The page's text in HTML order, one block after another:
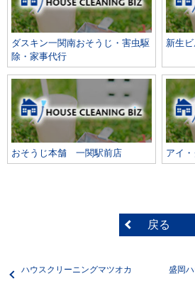
ダスキン一関南おそうじ・害虫駆
除・家事代行
新生
おそうじ本舗 一関駅前店 アイ
戻る
ハウスクリーニングマツオカ
盛岡